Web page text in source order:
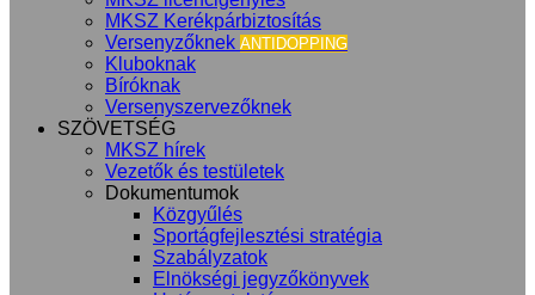
MKSZ Kerékpárbiztosítás
Versenyzőknek ANTIDOPPING
Kluboknak
Bíróknak
Versenyszervezőknek
SZÖVETSÉG
MKSZ hírek
Vezetők és testületek
Dokumentumok
Közgyűlés
Sportágfejlesztési stratégia
Szabályzatok
Elnökségi jegyzőkönyvek